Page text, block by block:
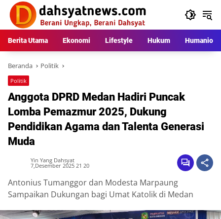
Langsung
konten
Berita Utama Ekonomi Lifestyle Hukum Humaniora
Beranda Politik
Politik
Anggota DPRD Medan Hadiri Puncak
Lomba Pemazmur 2025, Dukung
Pendidikan Agama dan Talenta Generasi
Muda
Yin Yang Dahsyat
7,Desember 2025 21 20
Antonius Tumanggor dan Modesta Marpaung
Sampaikan Dukungan bagi Umat Katolik di Medan